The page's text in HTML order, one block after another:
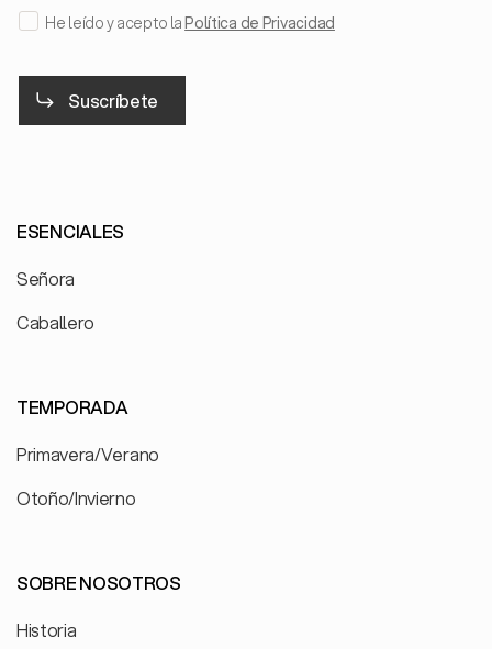
He leído y acepto laPolítica de Privacidad
Suscríbete
ESENCIALES
Señora
Caballero
TEMPORADA
Primavera/Verano
Otoño/Invierno
SOBRE NOSOTROS
Historia